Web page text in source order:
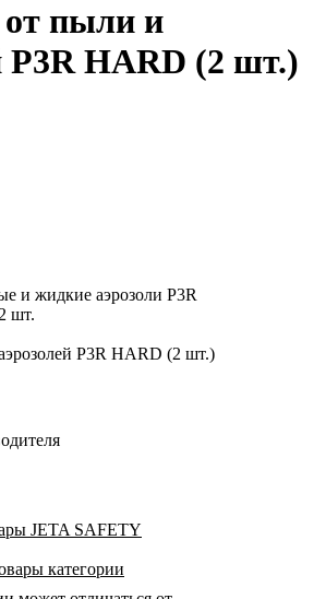
пыли и
P3R HARD (2 шт.)
и жидкие аэрозоли P3R
2 шт.
P3R HARD (2 шт.)
JETA SAFETY
категории